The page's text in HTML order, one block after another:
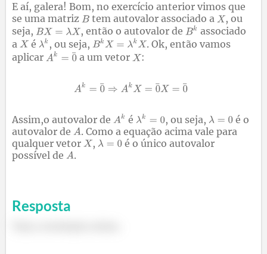
E aí, galera! Bom, no exercício anterior vimos que
se uma matriz
tem autovalor associado a
, ou
seja,
, então o autovalor de
associado
a
é , ou seja,
. Ok, então vamos
aplicar
a um vetor :
Assim,o autovalor de é , ou seja,
é o
autovalor de
. Como a equação acima vale para
qualquer vetor
,
é o único autovalor
possível de
.
Resposta